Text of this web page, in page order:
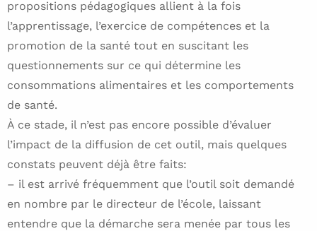
propositions pédagogiques allient à la fois
l’apprentissage, l’exercice de compétences et la
promotion de la santé tout en suscitant les
questionnements sur ce qui détermine les
consommations alimentaires et les comportements
de santé.
À ce stade, il n’est pas encore possible d’évaluer
l’impact de la diffusion de cet outil, mais quelques
constats peuvent déjà être faits:
– il est arrivé fréquemment que l’outil soit demandé
en nombre par le directeur de l’école, laissant
entendre que la démarche sera menée par tous les